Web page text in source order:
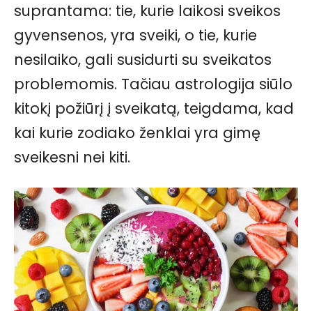
suprantama: tie, kurie laikosi sveikos
gyvensenos, yra sveiki, o tie, kurie
nesilaiko, gali susidurti su sveikatos
problemomis. Tačiau astrologija siūlo
kitokį požiūrį į sveikatą, teigdama, kad
kai kurie zodiako ženklai yra gimę
sveikesni nei kiti.